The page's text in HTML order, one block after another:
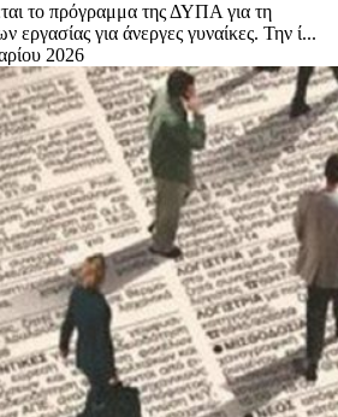
το πρόγραμμα της ΔΥΠΑ για τη
εργασίας για άνεργες γυναίκες. Την ί...
2026